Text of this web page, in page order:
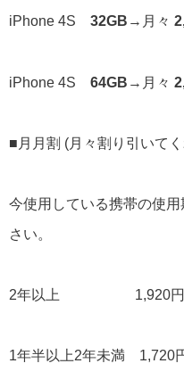
iPhone 4S 32GB →月々
iPhone 4S 64GB →月々
■月月割 (月々割り引いてく
今使用している携帯の使
さい。
2年以上 1,920円
1年半以上2年未満 1,720